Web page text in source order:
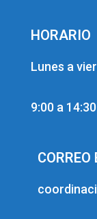
HORARIO
Lunes a
9:00 a
CORREO